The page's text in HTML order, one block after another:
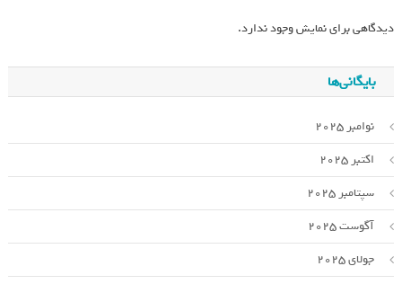
دیدگاهی برای نمایش وجود ندارد.
بایگانی‌ها
نوامبر 2025
اکتبر 2025
سپتامبر 2025
آگوست 2025
جولای 2025